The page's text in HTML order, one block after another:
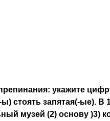
укажите
стоять запятая(-ые). В
музей (2) основу )3)